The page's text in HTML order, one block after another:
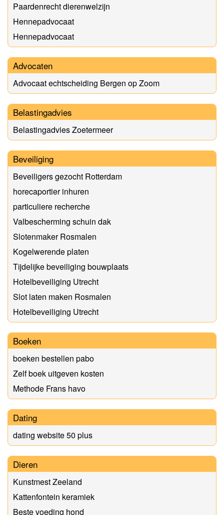
Paardenrecht dierenwelzijn
Hennepadvocaat
Hennepadvocaat
Advocaten
Advocaat echtscheiding Bergen op Zoom
Belastingadvies
Belastingadvies Zoetermeer
Beveiliging
Beveiligers gezocht Rotterdam
horecaportier inhuren
particuliere recherche
Valbescherming schuin dak
Slotenmaker Rosmalen
Kogelwerende platen
Tijdelijke beveiliging bouwplaats
Hotelbeveiliging Utrecht
Slot laten maken Rosmalen
Hotelbeveiliging Utrecht
Boeken
boeken bestellen pabo
Zelf boek uitgeven kosten
Methode Frans havo
Dating
dating website 50 plus
Dieren
Kunstmest Zeeland
Kattenfontein keramiek
Beste voeding hond